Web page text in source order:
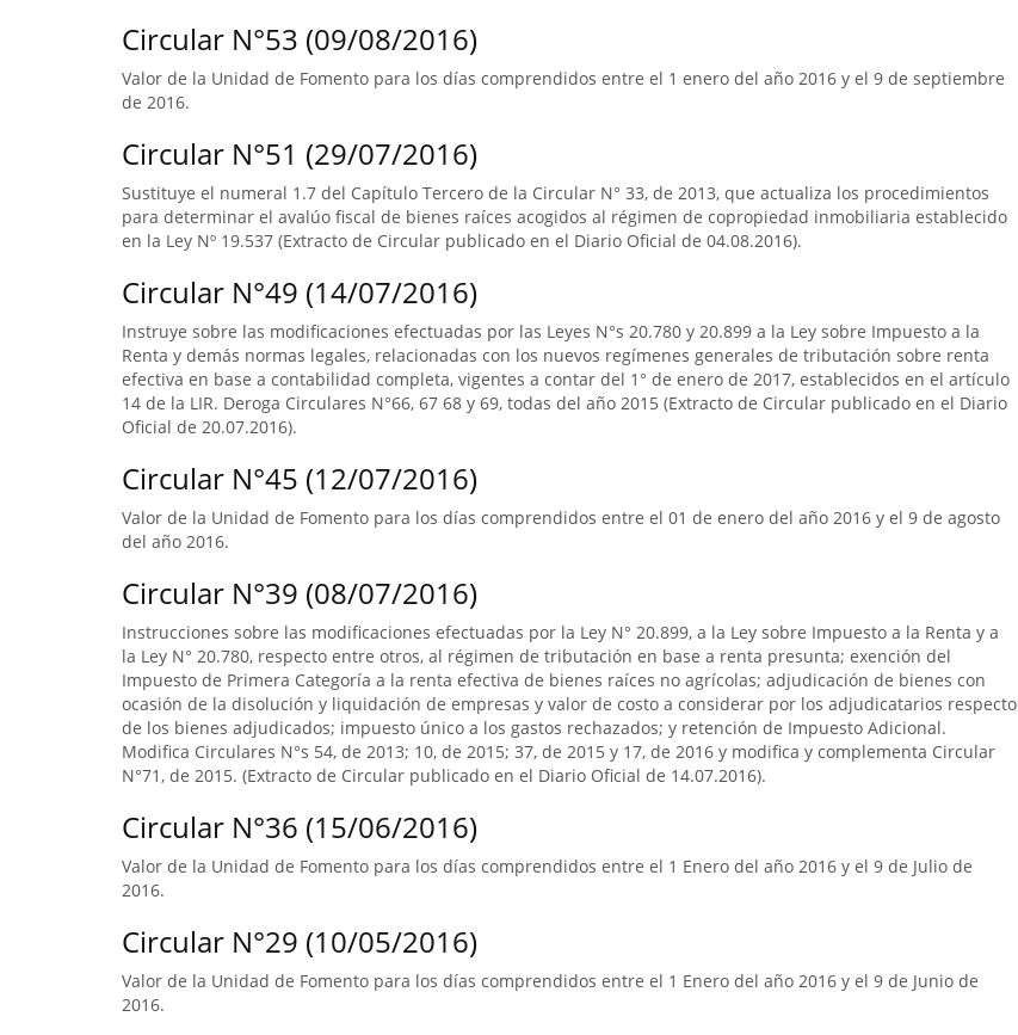
Circular N°53 (09/08/2016)
Valor de la Unidad de Fomento para los días comprendidos entre el 1 enero del año 2016 y el 9 de septiembre
de 2016.
Circular N°51 (29/07/2016)
Sustituye el numeral 1.7 del Capítulo Tercero de la Circular N° 33, de 2013, que actualiza los procedimientos
para determinar el avalúo fiscal de bienes raíces acogidos al régimen de copropiedad inmobiliaria establecido
en la Ley Nº 19.537 (Extracto de Circular publicado en el Diario Oficial de 04.08.2016).
Circular N°49 (14/07/2016)
Instruye sobre las modificaciones efectuadas por las Leyes N°s 20.780 y 20.899 a la Ley sobre Impuesto a la
Renta y demás normas legales, relacionadas con los nuevos regímenes generales de tributación sobre renta
efectiva en base a contabilidad completa, vigentes a contar del 1° de enero de 2017, establecidos en el artículo
14 de la LIR. Deroga Circulares N°66, 67 68 y 69, todas del año 2015 (Extracto de Circular publicado en el Diario
Oficial de 20.07.2016).
Circular N°45 (12/07/2016)
Valor de la Unidad de Fomento para los días comprendidos entre el 01 de enero del año 2016 y el 9 de agosto
del año 2016.
Circular N°39 (08/07/2016)
Instrucciones sobre las modificaciones efectuadas por la Ley N° 20.899, a la Ley sobre Impuesto a la Renta y a
la Ley N° 20.780, respecto entre otros, al régimen de tributación en base a renta presunta; exención del
Impuesto de Primera Categoría a la renta efectiva de bienes raíces no agrícolas; adjudicación de bienes con
ocasión de la disolución y liquidación de empresas y valor de costo a considerar por los adjudicatarios respecto
de los bienes adjudicados; impuesto único a los gastos rechazados; y retención de Impuesto Adicional.
Modifica Circulares N°s 54, de 2013; 10, de 2015; 37, de 2015 y 17, de 2016 y modifica y complementa Circular
N°71, de 2015. (Extracto de Circular publicado en el Diario Oficial de 14.07.2016).
Circular N°36 (15/06/2016)
Valor de la Unidad de Fomento para los días comprendidos entre el 1 Enero del año 2016 y el 9 de Julio de
2016.
Circular N°29 (10/05/2016)
Valor de la Unidad de Fomento para los días comprendidos entre el 1 Enero del año 2016 y el 9 de Junio de
2016.